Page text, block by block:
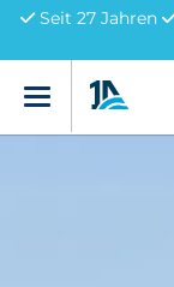
Seit 27 Jahren
Menü